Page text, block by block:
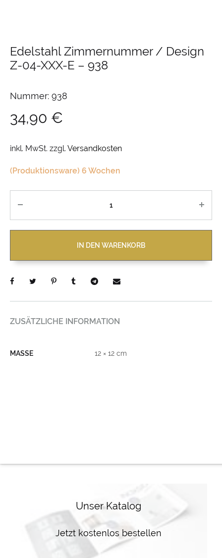
Edelstahl Zimmernummer / Design
Z-04-XXX-E – 938
Nummer: 938
34,90 €
inkl. MwSt. zzgl. Versandkosten
(Produktionsware) 6 Wochen
IN DEN WARENKORB
ZUSÄTZLICHE INFORMATION
MASSE 12 × 12 cm
Unser Katalog
Jetzt kostenlos bestellen